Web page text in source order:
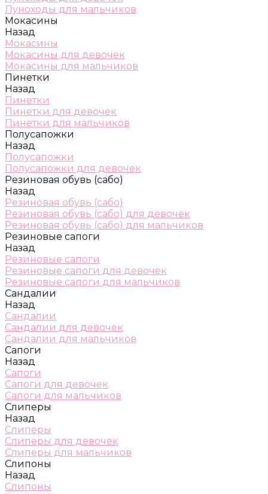
Луноходы для мальчиков
Мокасины
Назад
Мокасины
Мокасины для девочек
Мокасины для мальчиков
Пинетки
Назад
Пинетки
Пинетки для девочек
Пинетки для мальчиков
Полусапожки
Назад
Полусапожки
Полусапожки для девочек
Резиновая обувь (сабо)
Назад
Резиновая обувь (сабо)
Резиновая обувь (сабо) для девочек
Резиновая обувь (сабо) для мальчиков
Резиновые сапоги
Назад
Резиновые сапоги
Резиновые сапоги для девочек
Резиновые сапоги для мальчиков
Сандалии
Назад
Сандалии
Сандалии для девочек
Сандалии для мальчиков
Сапоги
Назад
Сапоги
Сапоги для девочек
Сапоги для мальчиков
Слиперы
Назад
Слиперы
Слиперы для девочек
Слиперы для мальчиков
Слипоны
Назад
Слипоны